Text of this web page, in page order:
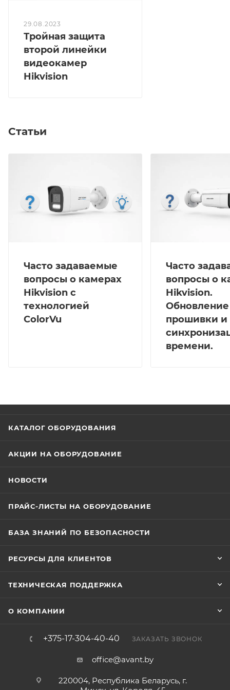
29.08.2023
Тройная защита
второй линейки
видеокамер
Hikvision
Статьи
Часто задаваемые
вопросы о камерах
Hikvision с
технологией
ColorVu
Часто
вопросы о
Hikvision.
Обновление
прошивки и
времени.
КАТАЛОГ ОБОРУДОВАНИЯ
АКЦИИ НА ОБОРУДОВАНИЕ
НОВОСТИ
ПРАЙС-ЛИСТЫ НА ОБОРУДОВАНИЕ
БАЗА ЗНАНИЙ ПО БЕЗОПАСНОСТИ
РЕСУРСЫ ДЛЯ КЛИЕНТОВ
ТЕХНИЧЕСКАЯ ПОДДЕРЖКА
О КОМПАНИИ
+375-17-304-40-40 ЗАКАЗАТЬ ЗВОНОК
office@avant.by
220004, Республика Беларусь, г.